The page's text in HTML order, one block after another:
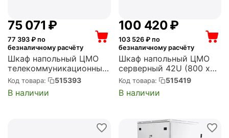
75 071 ₽
77 393 ₽ по
безналичному расчёту
Шкаф напольный ЦМО
телекоммуникационный
48U (600 x 1000) дверь
стекло, (ШТК-М-48.6.10-
1ААА)
Код товара: 515393
В наличии
100 420₽
103 526₽ по
безналичному расчёту
Шкаф напольный ЦМО
серверный 42U (800 х
1200) дверь
перфорированная,
задние двойные
М-42.8.12-48АА)
Код товара: 515419
В наличии